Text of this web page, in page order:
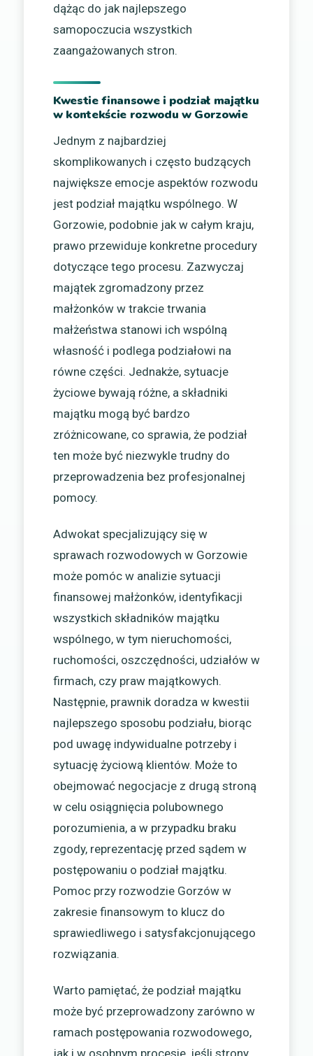
dążąc do jak najlepszego
samopoczucia wszystkich
zaangażowanych stron.
Kwestie finansowe i podział majątku
w kontekście rozwodu w Gorzowie
Jednym z najbardziej
skomplikowanych i często budzących
największe emocje aspektów rozwodu
jest podział majątku wspólnego. W
Gorzowie, podobnie jak w całym kraju,
prawo przewiduje konkretne procedury
dotyczące tego procesu. Zazwyczaj
majątek zgromadzony przez
małżonków w trakcie trwania
małżeństwa stanowi ich wspólną
własność i podlega podziałowi na
równe części. Jednakże, sytuacje
życiowe bywają różne, a składniki
majątku mogą być bardzo
zróżnicowane, co sprawia, że podział
ten może być niezwykle trudny do
przeprowadzenia bez profesjonalnej
pomocy.
Adwokat specjalizujący się w
sprawach rozwodowych w Gorzowie
może pomóc w analizie sytuacji
finansowej małżonków, identyfikacji
wszystkich składników majątku
wspólnego, w tym nieruchomości,
ruchomości, oszczędności, udziałów w
firmach, czy praw majątkowych.
Następnie, prawnik doradza w kwestii
najlepszego sposobu podziału, biorąc
pod uwagę indywidualne potrzeby i
sytuację życiową klientów. Może to
obejmować negocjacje z drugą stroną
w celu osiągnięcia polubownego
porozumienia, a w przypadku braku
zgody, reprezentację przed sądem w
postępowaniu o podział majątku.
Pomoc przy rozwodzie Gorzów w
zakresie finansowym to klucz do
sprawiedliwego i satysfakcjonującego
rozwiązania.
Warto pamiętać, że podział majątku
może być przeprowadzony zarówno w
ramach postępowania rozwodowego,
jak i w osobnym procesie, jeśli strony